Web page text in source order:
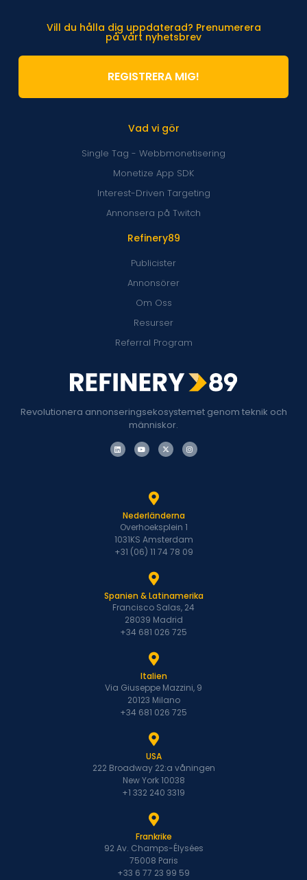
Revolutionera annonseringsekosystemet genom teknik och
människor.
Refinery89
Publicister
Annonsörer
Om Oss
Resurser
Referral Program
Vad vi gör
Single Tag - Webbmonetisering
Monetize App SDK
Interest-Driven Targeting
Annonsera på Twitch
Vill du hålla dig uppdaterad? Prenumerera
på vårt nyhetsbrev
REGISTRERA MIG!
Nederländerna
Overhoeksplein 1
1031KS Amsterdam
+31 (06) 11 74 78 09
Spanien & Latinamerika
Francisco Salas, 24
28039 Madrid
+34 681 026 725
Italien
Via Giuseppe Mazzini, 9
20123 Milano
+34 681 026 725
USA
222 Broadway 22:a våningen
New York 10038
+1 332 240 3319
Frankrike
92 Av. Champs-Élysées
75008 Paris
+33 6 77 23 99 59